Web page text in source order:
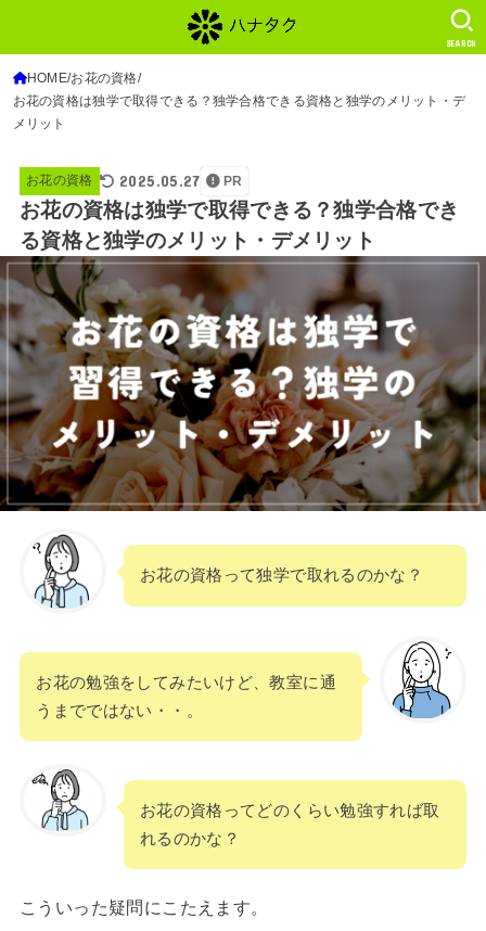
SEARCH
HOME お花の資格
お花の資格は独学で取得できる？独学合格できる資格と独学のメリット・デ
メリット
お花の資格 2025.05.27 PR
お花の資格は独学で取得できる？独学合格でき
る資格と独学のメリット・デメリット
お花の資格って独学で取れるのかな？
お花の勉強をしてみたいけど、教室に通
うまでではない・・。
お花の資格ってどのくらい勉強すれば取
れるのかな？
こういった疑問にこたえます。